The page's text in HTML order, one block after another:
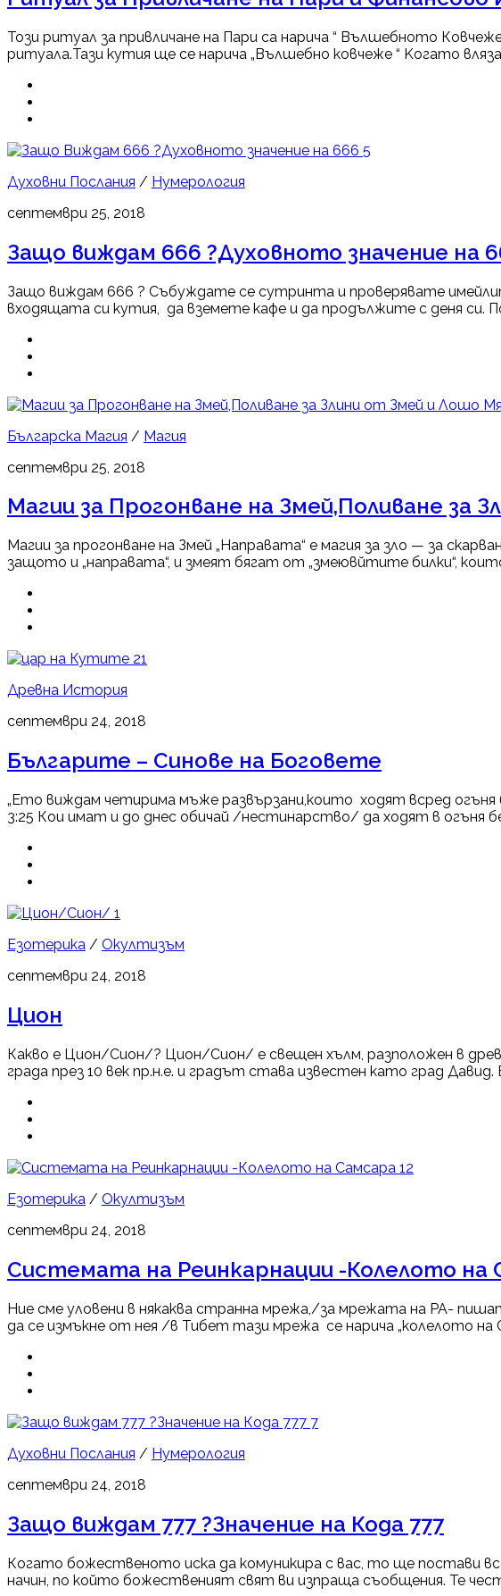
Този ритуал за привличане на Пари са нарича “ Вълшебното
ритуала.Тази кутия ще се нарича „Вълшебно ковчеже “ Kогато
5
Духовни Послания / Нумерология
септември 25, 2018
Защо виждам 666 ?Духовното значение на
Защо виждам 666 ? Събуждате се сутринта и проверявате
входящата си кутия, да вземете кафе и да продължите с деня си.
Българска Магия / Магия
септември 25, 2018
Магии за Прогонване на Змей,Поливане за
Магии за прогонване на Змей „Направата“ е магия за зло — за
защото и „направата“, и змеят бягат от „змеювйтите билки“,
21
Древна История
септември 24, 2018
Българите – Синове на Боговете
„Ето виждам четирима мъже развързани,които ходят всред огъня
3:25 Кои имат и до днес обичай /нестинарство/ да ходят в огъня
1
Езотерика / Окултизъм
септември 24, 2018
Цион
Какво е Цион/Сион/? Цион/Сион/ е свещен хълм, разположен в
града през 10 век пр.н.е. и градът става известен като град
12
Езотерика / Окултизъм
септември 24, 2018
Системата на Реинкарнации -Колелото на
Ние сме уловени в някаква странна мрежа,/за мрежата на РА-
да се измъкне от нея /в Тибет тази мрежа се нарича „колелото на
7
Духовни Послания / Нумерология
септември 24, 2018
Защо виждам 777 ?Значение на Кода 777
Когато божественото иска да комуникира с вас, то ще постави
начин, по който божественият свят ви изпраща съобщения. Те